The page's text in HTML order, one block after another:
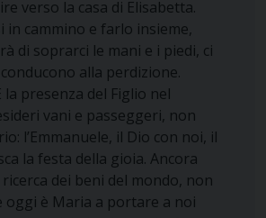
verso la casa di Elisabetta.
cammino e farlo insieme,
di soprarci le mani e i piedi, ci
alla perdizione.
presenza del Figlio nel
vani e passeggeri, non
l’Emmanuele, il Dio con noi, il
la festa della gioia. Ancora
dei beni del mondo, non
oggi è Maria a portare a noi